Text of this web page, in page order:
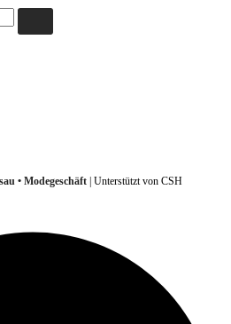
• Modegeschäft | Unterstützt von CSH